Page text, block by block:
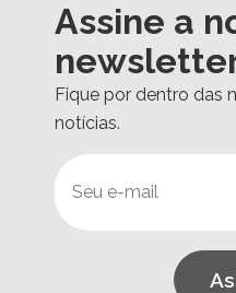
Assine a
Fique por dentro das
notícias.